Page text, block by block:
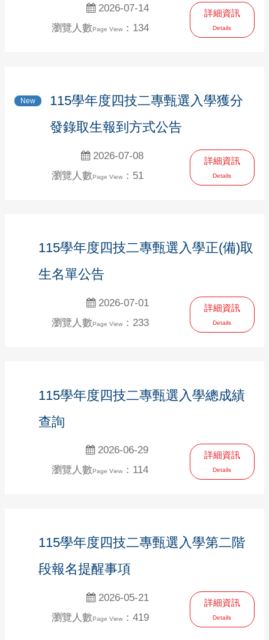
2026-07-14
瀏覽人數Page View：134
詳細資訊
Details
New
115學年度四技二專甄選入學獲分
發錄取生報到方式公告
2026-07-08
瀏覽人數Page View：51
詳細資訊
Details
115學年度四技二專甄選入學正(備)取
生名單公告
2026-07-01
瀏覽人數Page View：233
詳細資訊
Details
115學年度四技二專甄選入學總成績
查詢
2026-06-29
瀏覽人數Page View：114
詳細資訊
Details
115學年度四技二專甄選入學第二階
段報名提醒事項
2026-05-21
瀏覽人數Page View：419
詳細資訊
Details